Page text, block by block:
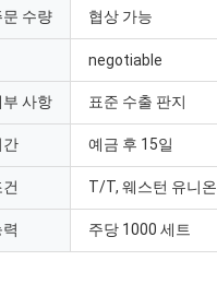
문 수량 협상 가능
negotiable
부 사항 표준 수출 판지
간 예금 후 15일
T/T, 웨스턴 유니온
주당 1000 세트